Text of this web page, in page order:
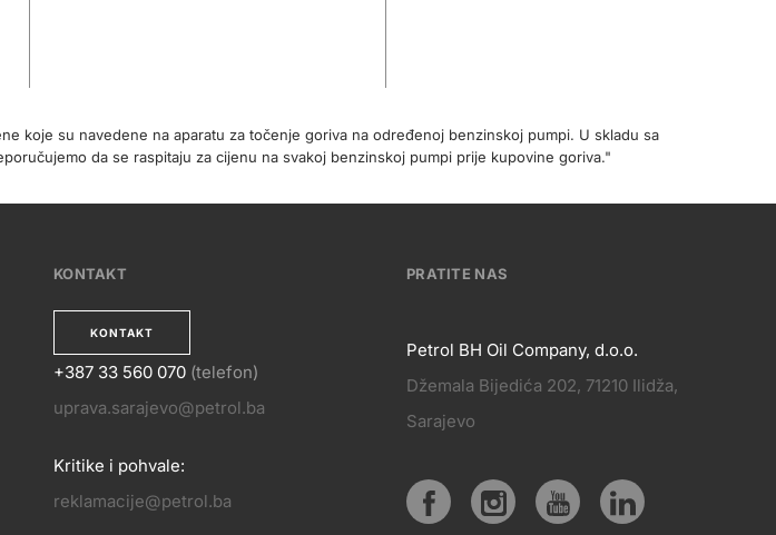
koje su navedene na aparatu za točenje goriva na određenoj benzinskoj pumpi. U skladu sa
da se raspitaju za cijenu na svakoj benzinskoj pumpi prije kupovine goriva."
KONTAKT
KONTAKT
KONTAKT
+387 33 560 070 (telefon)
uprava.sarajevo@petrol.ba
Kritike i pohvale:
reklamacije@petrol.ba
PRATITE NAS
PRATITE
NAS
Petrol BH Oil Company, d.o.o.
Džemala Bijedića 202, 71210 Ilidža,
Sarajevo